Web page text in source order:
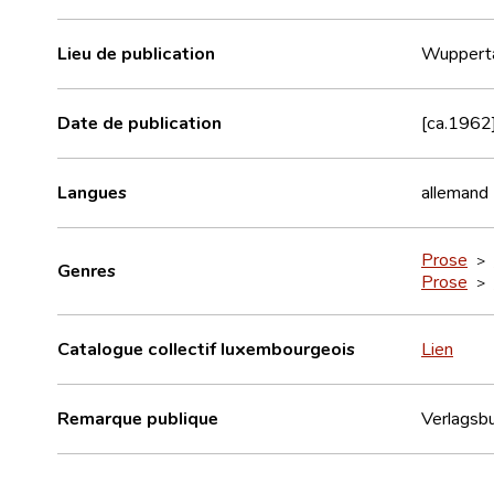
Lieu de publication
Date de publication [ca.1962]
Langues allemand
Genres Prose >
Prose >
Catalogue collectif luxembourgeois Lien
Remarque publique